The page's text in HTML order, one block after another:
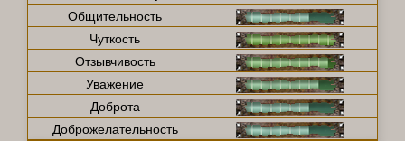
Общительность
Чуткость
Отзывчивость
Уважение
Доброта
Доброжелательность